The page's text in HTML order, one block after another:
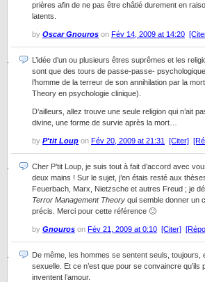
prières afin de ne pas être châtié durement en
latents.
by Oscar Gnouros on Fév 14, 2009 at 14:20
L’idée d’un ou plusieurs êtres suprêmes et les
sont que des tours de passe-passe-
l’homme de la terreur de son annihilation par la
Theory en psychologie clinique).
D’ailleurs, allez trouve une seule religion qui n’ait
divine, une forme de survie après la mort…
by P'tit Loup on Fév 20, 2009 at 21:31 [Citer]
Cher P’tit Loup, je suis tout à fait d’accord avec
deux mains ! Sur le sujet, j’en étais resté aux
Feuerbach, Marx, Nietzsche et autres Freud ; je
Terror Management Theory qui semble donner un
précis. Merci pour cette référence 🙂
by Gnouros on Fév 21, 2009 at 0:10 [Citer]
De même, les hommes se sentent seuls, toujours,
sexuelle. Et ce n’est que pour se convaincre qu’ils
inventent l’amour.